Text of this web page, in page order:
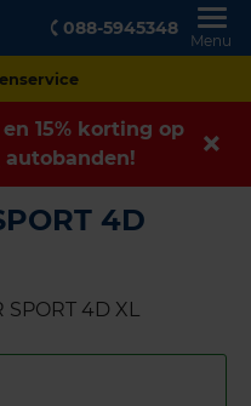
088-5945348
Menu
en 15% korting op
autobanden!
4D